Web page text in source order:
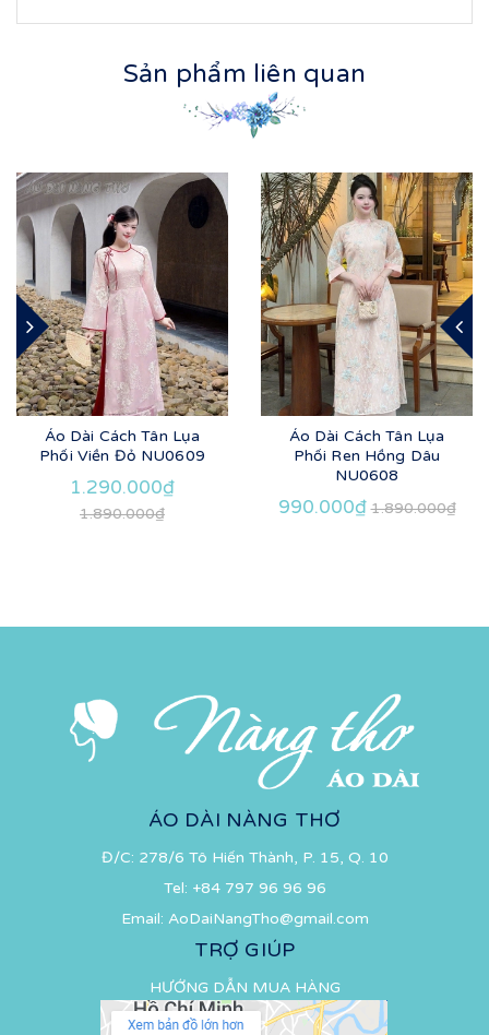
Sản phẩm liên quan
Áo Dài Cách Tân Lụa
Phối Viền Đỏ NU0609
1.290.000₫
1.890.000₫
Áo Dài Cách Tân Lụa
Phối Ren Hồng Dâu
NU0608
990.000₫ 1.890.000₫
ÁO DÀI NÀNG THƠ
Đ/C: 278/6 Tô Hiến Thành, P. 15, Q. 10
Tel: +84 797 96 96 96
Email: AoDaiNangTho@gmail.com
TRỢ GIÚP
HƯỚNG DẪN MUA HÀNG